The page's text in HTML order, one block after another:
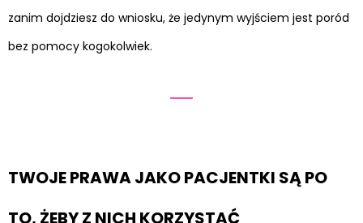
zanim dojdziesz do wniosku, że jedynym wyjściem jest poród
bez pomocy kogokolwiek.
TWOJE PRAWA JAKO PACJENTKI SĄ PO
TO, ŻEBY Z NICH KORZYSTAĆ